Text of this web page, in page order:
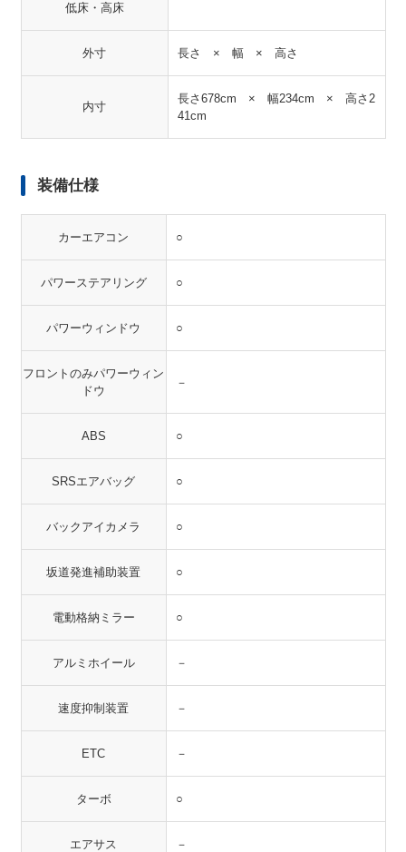
低床・高床
外寸 長さ × 幅 × 高さ
内寸
長さ678cm × 幅234cm × 高さ2
41cm
装備仕様
カーエアコン ○
パワーステアリング ○
パワーウィンドウ ○
フロントのみパワーウィン
ドウ
－
ABS ○
SRSエアバッグ ○
バックアイカメラ ○
坂道発進補助装置 ○
電動格納ミラー ○
アルミホイール －
速度抑制装置 －
ETC －
ターボ ○
エアサス －